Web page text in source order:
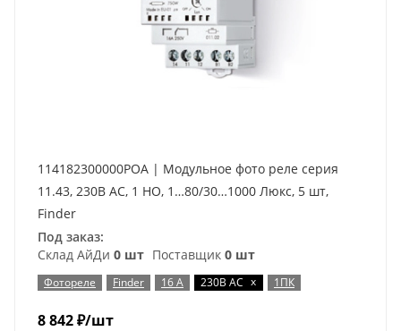
114182300000POA | Модульное фото реле серия
11.43, 230В AC, 1 НО, 1…80/30…1000 Люкс, 5 шт,
Finder
Под заказ:
Склад АйДи 0 шт Поставщик 0 шт
Фотореле Finder 16 А 230В AC x 1ПК
8 842₽/шт